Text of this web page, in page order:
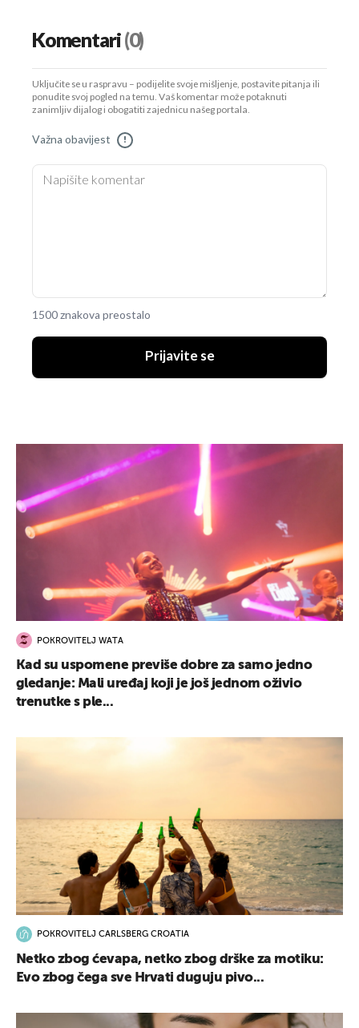
Komentari(0)
Uključite se u raspravu – podijelite svoje mišljenje, postavite pitanja ili
ponudite svoj pogled na temu. Vaš komentar može potaknuti
zanimljiv dijalog i obogatiti zajednicu našeg portala.
Važna obavijest !
1500 znakova preostalo
Prijavite se
POKROVITELJ WATA
Kad su uspomene previše dobre za samo jedno
gledanje: Mali uređaj koji je još jednom oživio
trenutke s ple...
POKROVITELJ CARLSBERG CROATIA
Netko zbog ćevapa, netko zbog drške za motiku:
Evo zbog čega sve Hrvati duguju pivo...